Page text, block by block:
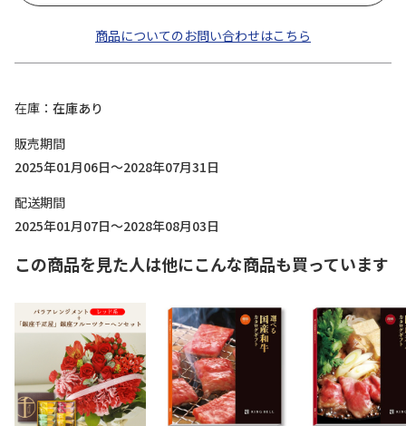
商品についてのお問い合わせはこちら
在庫
在庫あり
販売期間
2025年01月06日～2028年07月31日
配送期間
2025年01月07日～2028年08月03日
この商品を見た人は他にこんな商品も買っています